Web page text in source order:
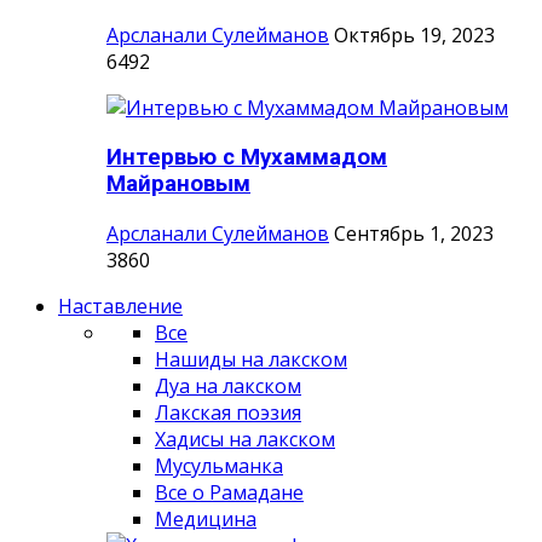
Арсланали Сулейманов Октябрь 19, 2023
6492
Интервью с Мухаммадом
Майрановым
Арсланали Сулейманов Сентябрь 1, 2023
3860
Наставление
Все
Нашиды на лакском
Дуа на лакском
Лакская поэзия
Хадисы на лакском
Мусульманка
Все о Рамадане
Медицина